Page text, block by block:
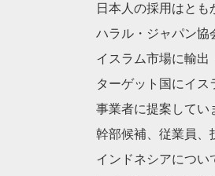
日本人の採用はと
ハラル・ジャパン協
イスラム市場に輸出
ターゲット国にイス
事業者に提案してい
幹部候補、従業員、
インドネシアについ